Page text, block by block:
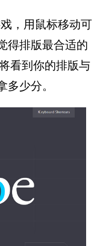
，用鼠标移动可
得排版最合适的
看到你的排版与
少分。